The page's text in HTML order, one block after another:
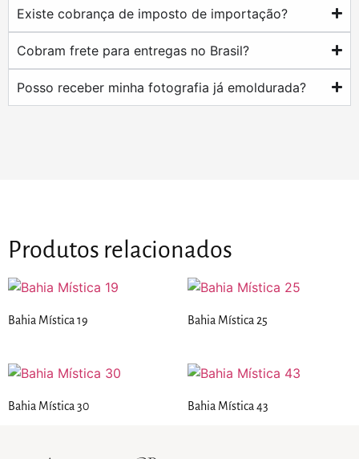
Existe cobrança de imposto de importação?
Cobram frete para entregas no Brasil?
Posso receber minha fotografia já emoldurada?
Produtos relacionados
Bahia Mística 19 Bahia Mística 25
Bahia Mística 30 Bahia Mística 43